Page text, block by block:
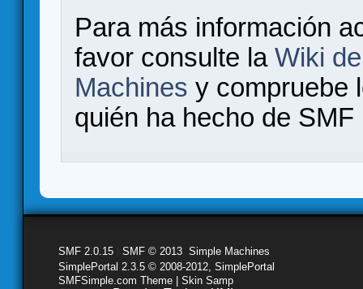
Para más información
favor consulte la Wiki
Machines y compruebe
quién ha hecho de
SMF 2.0.15 SMF © 2013 Simple Machines
SimplePortal 2.3.5 © 2008-2012, SimplePortal
SMFSimple.com Theme | Skin Samp